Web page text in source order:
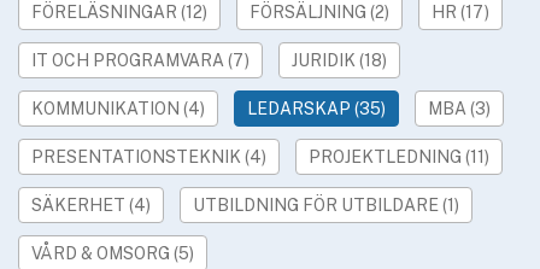
Hållbarhet »
Podcast
Event »
Våra övriga sajter
Utbildning
Rekryteringsguiden
FÖRELÄSNINGAR (12) FÖRSÄLJNING (2) HR (17)
IT OCH PROGRAMVARA (7) JURIDIK (18)
KOMMUNIKATION (4) LEDARSKAP (35) MBA (3)
PRESENTATIONSTEKNIK (4) PROJEKTLEDNING (11)
SÄKERHET (4) UTBILDNING FÖR UTBILDARE (1)
VÅRD & OMSORG (5)